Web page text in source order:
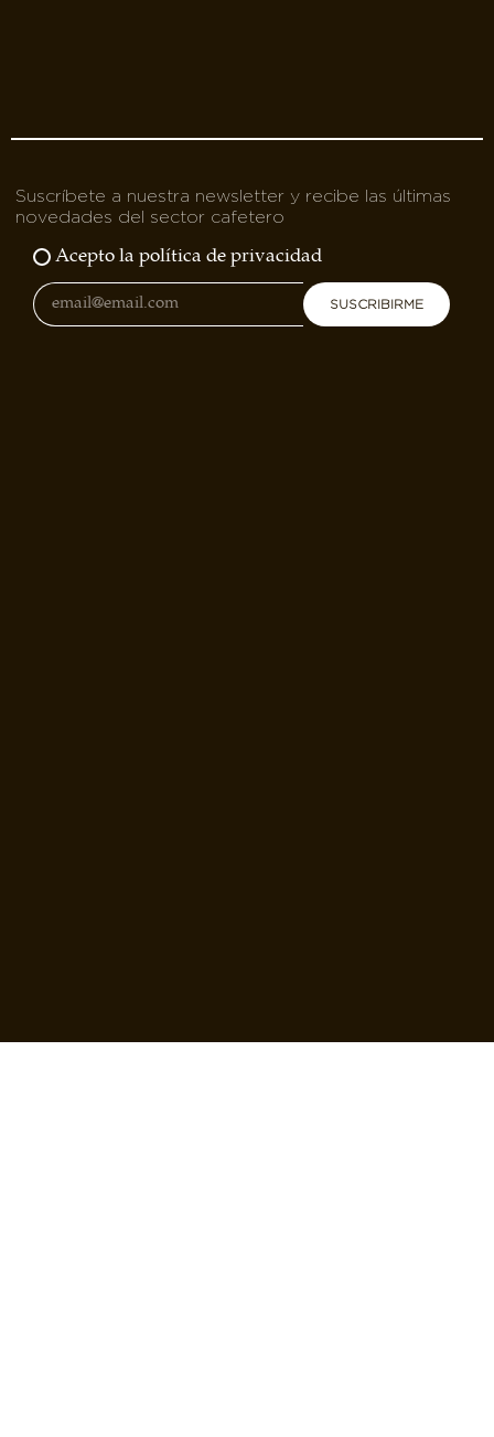
Suscríbete a nuestra newsletter y recibe las últimas
novedades del sector cafetero
Acepto la política de privacidad
SUSCRIBIRME